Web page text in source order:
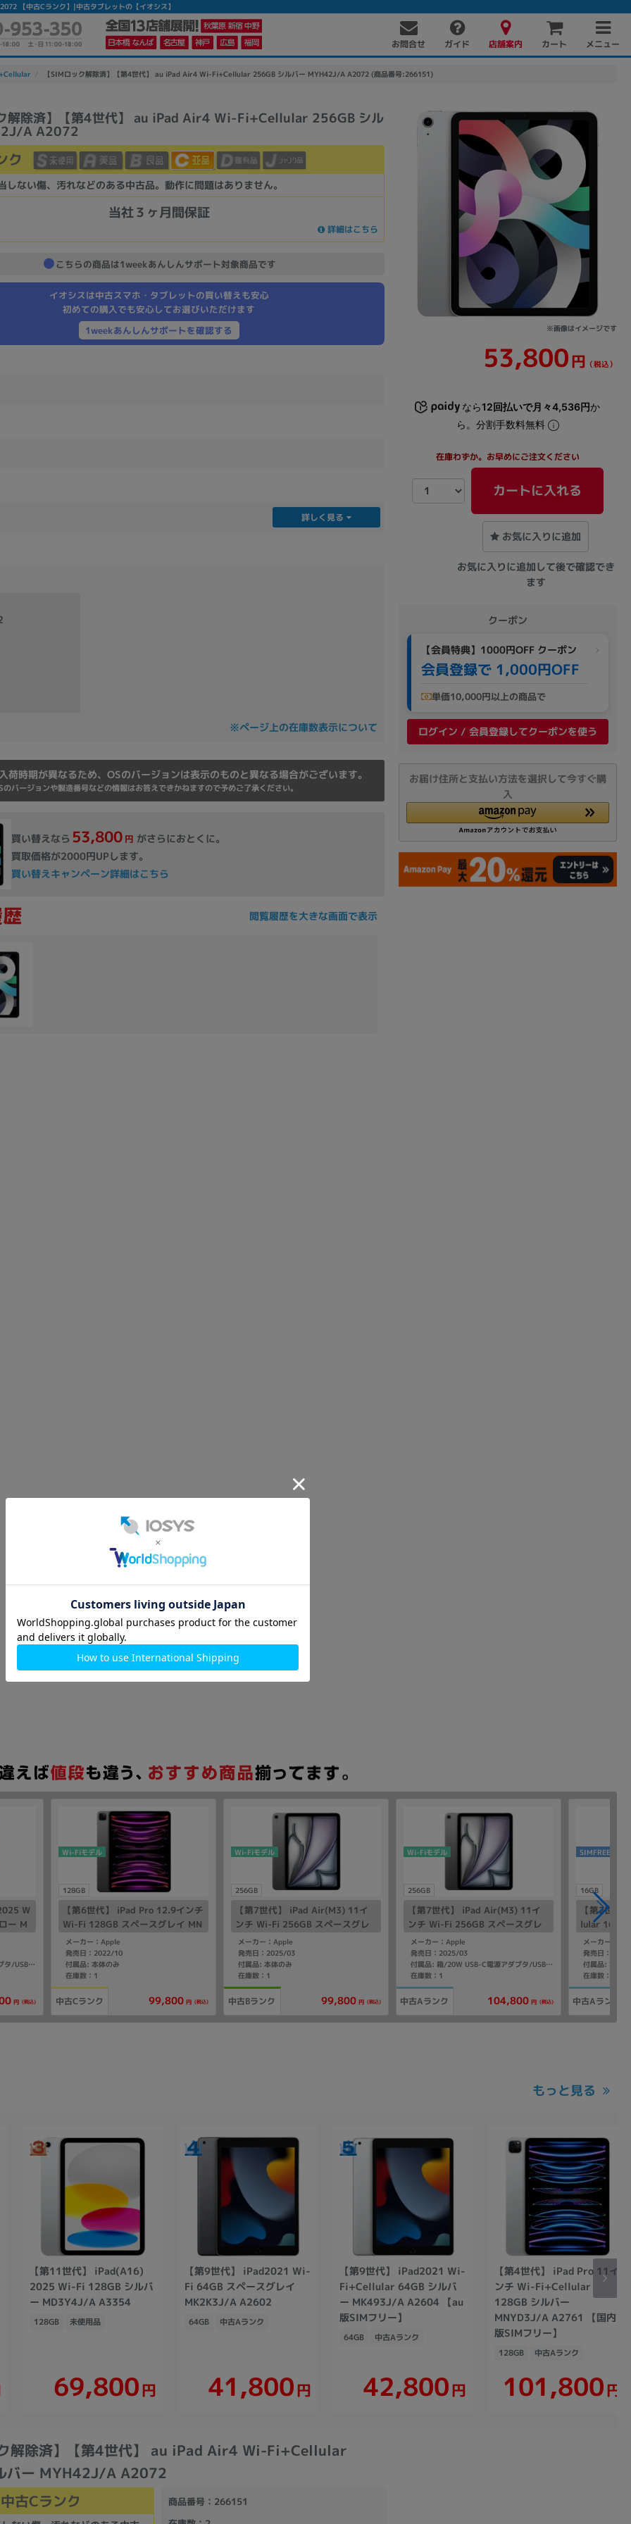
【中古Cランク】|中古タブレットの【イオシス】
お問合せ ガイド 店舗案内 カート メニュー
【SIMロック解除済】【第4世代】 au iPad Air4 Wi-Fi+Cellular 256GB シルバー MYH42J/A A2072 (商品番号:266151)
解除済】【第4世代】 au iPad Air4 Wi-Fi+Cellular 256GB シル
A A2072
※画像はイメージです
53,800円 （税込）
なら12回払いで月々4,536円か
ら。分割手数料無料
在庫わずか。お早めにご注文ください
カートに入れる
お気に入りに追加
お気に入りに追加して後で確認でき
ます
クーポン
【会員特典】1000円OFF クーポン
会員登録で 1,000円OFF
単価10,000円以上の商品で
ログイン / 会員登録してクーポンを使う
お届け住所と支払い方法を選択して今すぐ購
入
ク
しない傷、汚れなどのある中古品。動作に問題はありません。
当社３ヶ月間保証
詳細はこちら
こちらの商品は1weekあんしんサポート対象商品です
イオシスは中古スマホ・タブレットの買い替えも安心
初めての購入でも安心してお選びいただけます
1weekあんしんサポートを確認する
詳しく見る
※ページ上の在庫数表示について
荷時期が異なるため、OSのバージョンは表示のものと異なる場合がございます。
のバージョンや製造番号などの情報はお答えできかねますので予めご了承ください。
買い替えなら 53,800 円 がさらにおとくに。
買取価格が2000円UPします。
買い替えキャンペーン詳細はこちら
閲覧履歴を大きな画面で表示
W
ー M
版S
付属品: 箱/20W USB-C電源アダプタ/USB-C充電ケーブル(1m)/マニュアル
円 (税込)
128GB
Wi-Fiモデル
【第6世代】 iPad Pro 12.9インチ
Wi-Fi 128GB スペースグレイ MN
XP3J/A A2436
メーカー：Apple
発売日：2022/10
付属品: 本体のみ
在庫数：1
中古Cランク 99,800 円 (税込)
256GB
Wi-Fiモデル
【第7世代】 iPad Air(M3) 11イ
ンチ Wi-Fi 256GB スペースグレ
イ MCA14J/A A3266
メーカー：Apple
発売日：2025/03
付属品: 本体のみ
在庫数：1
中古Bランク 99,800 円 (税込)
256GB
Wi-Fiモデル
【第7世代】 iPad Air(M3) 11イ
ンチ Wi-Fi 256GB スペースグレ
イ MCA14J/A A3266
メーカー：Apple
発売日：2025/03
付属品: 箱/20W USB-C電源アダプタ/USB-C充電ケーブル(1m)/マニュアル
在庫数：1
中古Aランク 104,800 円 (税込)
16GB
SIMFREE
【第2世代
lular 16GB
U2LL/A
ー】
メーカー：
発売日：
付属品: 本体
在庫数：1
中古Aランク
もっと見る
【第11世代】 iPad(A16)
2025 Wi-Fi 128GB シルバ
ー MD3Y4J/A A3354
128GB 未使用品
69,800円
【第9世代】 iPad2021 Wi-
Fi 64GB スペースグレイ
MK2K3J/A A2602
64GB 中古Aランク
41,800円
【第9世代】 iPad2021 Wi-
Fi+Cellular 64GB シルバ
ー MK493J/A A2604 【au
版SIMフリー】
64GB 中古Aランク
42,800円
【第4世代】 iPad Pro 11イ
ンチ Wi-Fi+Cellular
128GB シルバー
MNYD3J/A A2761 【国内
版SIMフリー】
128GB 中古Aランク
101,800円
ク解除済】【第4世代】 au iPad Air4 Wi-Fi+Cellular
バー MYH42J/A A2072
中古Cランク 商品番号：266151
かんたんパソコン検索に切り替える
カテゴリー
ノートPC デスクPC ソフト
メーカー
製造、販売メーカーの絞り込み
モニタサイズ
発売日
月 まで